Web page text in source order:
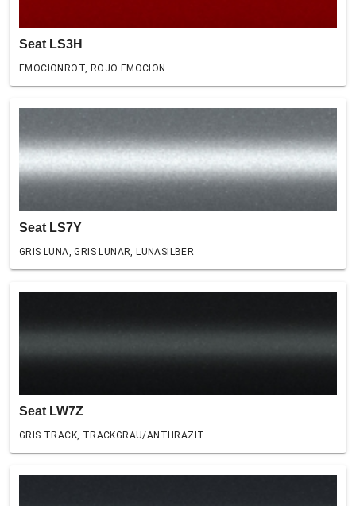
Seat LS3H
EMOCIONROT, ROJO EMOCION
Seat LS7Y
GRIS LUNA, GRIS LUNAR, LUNASILBER
Seat LW7Z
GRIS TRACK, TRACKGRAU/ANTHRAZIT